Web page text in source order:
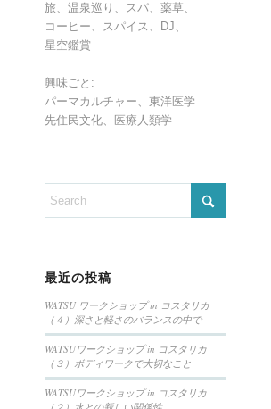
旅、温泉巡り、スパ、薬草、
コーヒー、スパイス、DJ、
星空鑑賞
興味ごと:
パーマカルチャー、東洋医学
先住民文化、医療人類学
最近の投稿
WATSU ワークショップ in コスタリカ
（４）深さと軽さのバランスの中で
WATSUワークショップ in コスタリカ
（３）ボディワークで大切なこと
WATSUワークショップ in コスタリカ